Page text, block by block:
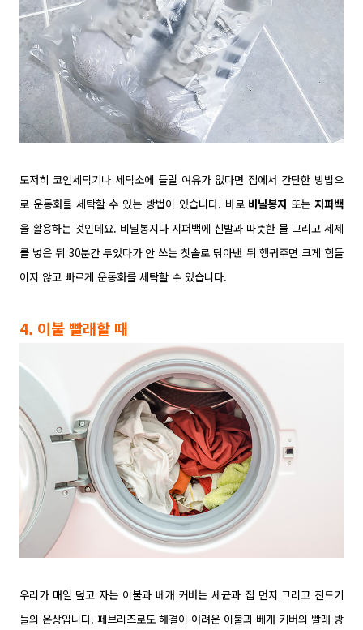
도저히 코인세탁기나 세탁소에 들릴 여유가 없다면 집에서 간단한 방법으
로 운동화를 세탁할 수 있는 방법이 있습니다. 바로 비닐봉지 또는지퍼백
을 활용하는 것인데요. 비닐봉지나 지퍼백에 신발과 따뜻한 물 그리고 세제
를 넣은 뒤 30분간 두었다가 안 쓰는 칫솔로 닦아낸 뒤 헹궈주면 크게 힘들
이지 않고 빠르게 운동화를 세탁할 수 있습니다.
4. 이불 빨래할 때
우리가 매일 덮고 자는 이불과 베개 커버는 세균과 집 먼지 그리고 진드기
들의 온상입니다. 페브리즈로도 해결이 어려운 이불과 베개 커버의 빨래 방